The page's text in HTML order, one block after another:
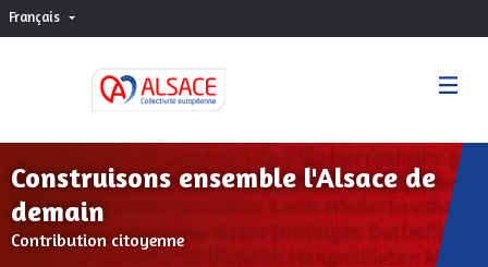
Français Choisir la langue
Construisons ensemble l'Alsace de
demain
Contribution citoyenne